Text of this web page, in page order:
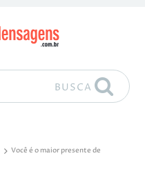
BUSCA
Você é o maior presente de